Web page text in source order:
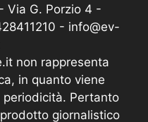
Via G. Porzio 4 -
- info@ev-
non rappresenta
in quanto viene
periodicità. Pertanto
giornalistico